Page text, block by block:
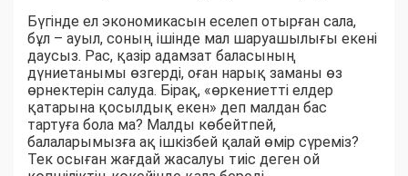
Бүгінде ел экономикасын еселеп отырған сала,
бұл – ауыл, соның ішінде мал шаруашылығы екені
даусыз. Рас, қазір адамзат баласының
дүниетанымы өзгерді, оған нарық заманы өз
өрнектерін салуда. Бірақ, «өркениетті елдер
қатарына қосылдық екен» деп малдан бас
тартуға бола ма? Малды көбейтпей,
балаларымызға ақ ішкізбей қалай өмір сүреміз?
Тек осыған жағдай жасалуы тиіс деген ой